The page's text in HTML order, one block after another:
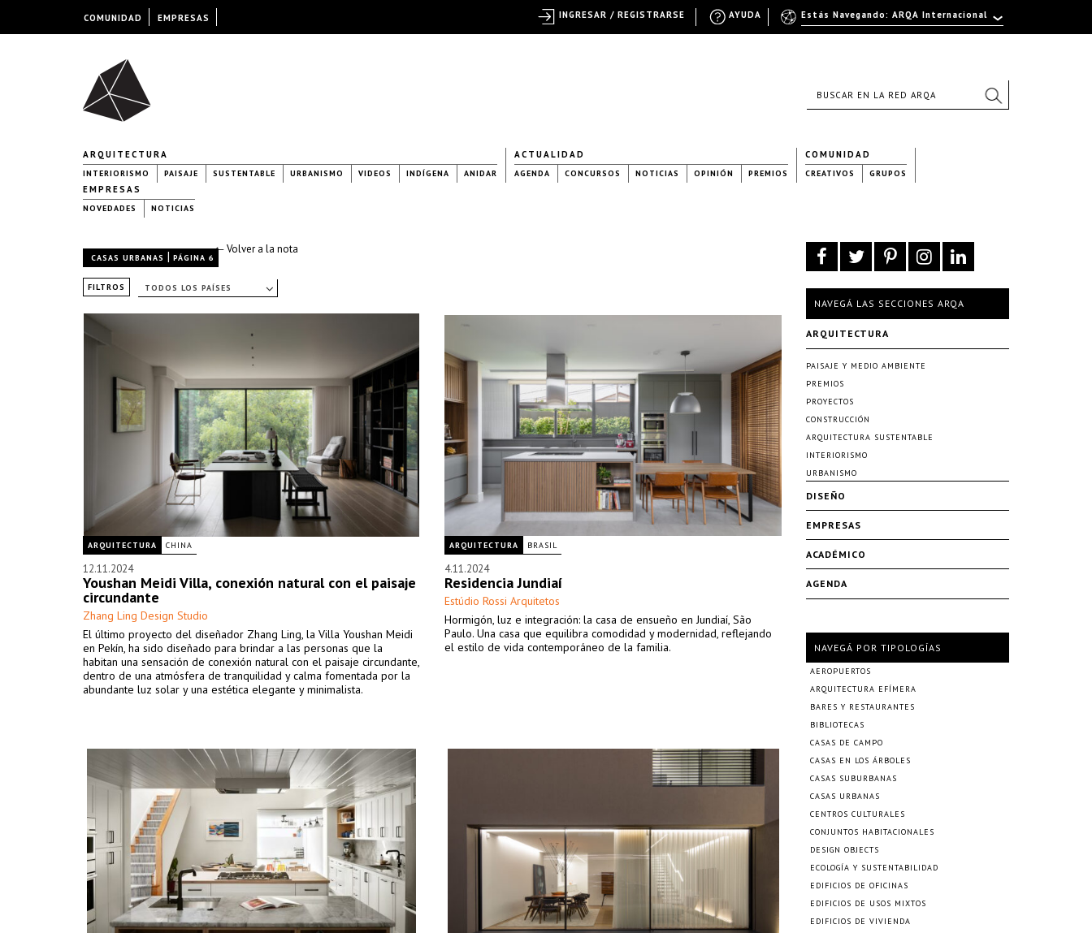
ARQUITECTURA
INTERIORISMO PAISAJE SUSTENTABLE URBANISMO VIDEOS INDÍGENA ANIDAR
ACTUALIDAD
AGENDA CONCURSOS NOTICIAS OPINIÓN PREMIOS
COMUNIDAD
CREATIVOS GRUPOS
EMPRESAS
NOVEDADES NOTICIAS
← Volver a la nota
CASAS URBANAS | PÁGINA 6
FILTROS TODOS LOS PAÍSES
ARQUITECTURA CHINA
12.11.2024
Youshan Meidi Villa, conexión natural con el paisaje
circundante
Zhang Ling Design Studio
El último proyecto del diseñador Zhang Ling, la Villa Youshan Meidi
en Pekín, ha sido diseñado para brindar a las personas que la
habitan una sensación de conexión natural con el paisaje circundante,
dentro de una atmósfera de tranquilidad y calma fomentada por la
abundante luz solar y una estética elegante y minimalista.
ARQUITECTURA BRASIL
4.11.2024
Residencia Jundiaí
Estúdio Rossi Arquitetos
Hormigón, luz e integración: la casa de ensueño en Jundiaí, São
Paulo. Una casa que equilibra comodidad y modernidad, reflejando
el estilo de vida contemporáneo de la familia.
NAVEGÁ LAS SECCIONES ARQA
ARQUITECTURA
PAISAJE Y MEDIO AMBIENTE
PREMIOS
PROYECTOS
CONSTRUCCIÓN
ARQUITECTURA SUSTENTABLE
INTERIORISMO
URBANISMO
DISEÑO
EMPRESAS
ACADÉMICO
AGENDA
NAVEGÁ POR TIPOLOGÍAS
AEROPUERTOS
ARQUITECTURA EFÍMERA
BARES Y RESTAURANTES
BIBLIOTECAS
CASAS DE CAMPO
CASAS EN LOS ÁRBOLES
CASAS SUBURBANAS
CASAS URBANAS
CENTROS CULTURALES
CONJUNTOS HABITACIONALES
DESIGN OBJECTS
ECOLOGÍA Y SUSTENTABILIDAD
EDIFICIOS DE OFICINAS
EDIFICIOS DE USOS MIXTOS
EDIFICIOS DE VIVIENDA
COMUNIDAD EMPRESAS Estás Navegando: ARQA Internacional
AYUDA
INGRESAR / REGISTRARSE